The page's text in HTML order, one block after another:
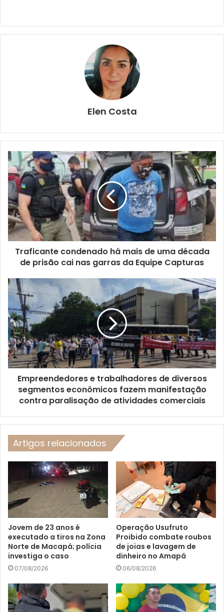
Elen Costa
Traficante condenado há mais de uma década
de prisão cai nas garras da Equipe Capturas
Empreendedores e trabalhadores de diversos
segmentos econômicos fazem manifestação
contra paralisação de atividades comerciais
Artigos relacionados
Jovem de 23 anos é
executado a tiros na Zona
Norte de Macapá; polícia
investiga o caso
07/08/2026
Operação Usufruto
Proibido combate roubos
de joias e lavagem de
dinheiro no Amapá
06/08/2026